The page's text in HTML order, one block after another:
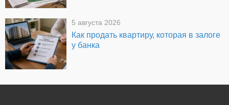
5 августа 2026
Как продать квартиру, которая в залоге
у банка